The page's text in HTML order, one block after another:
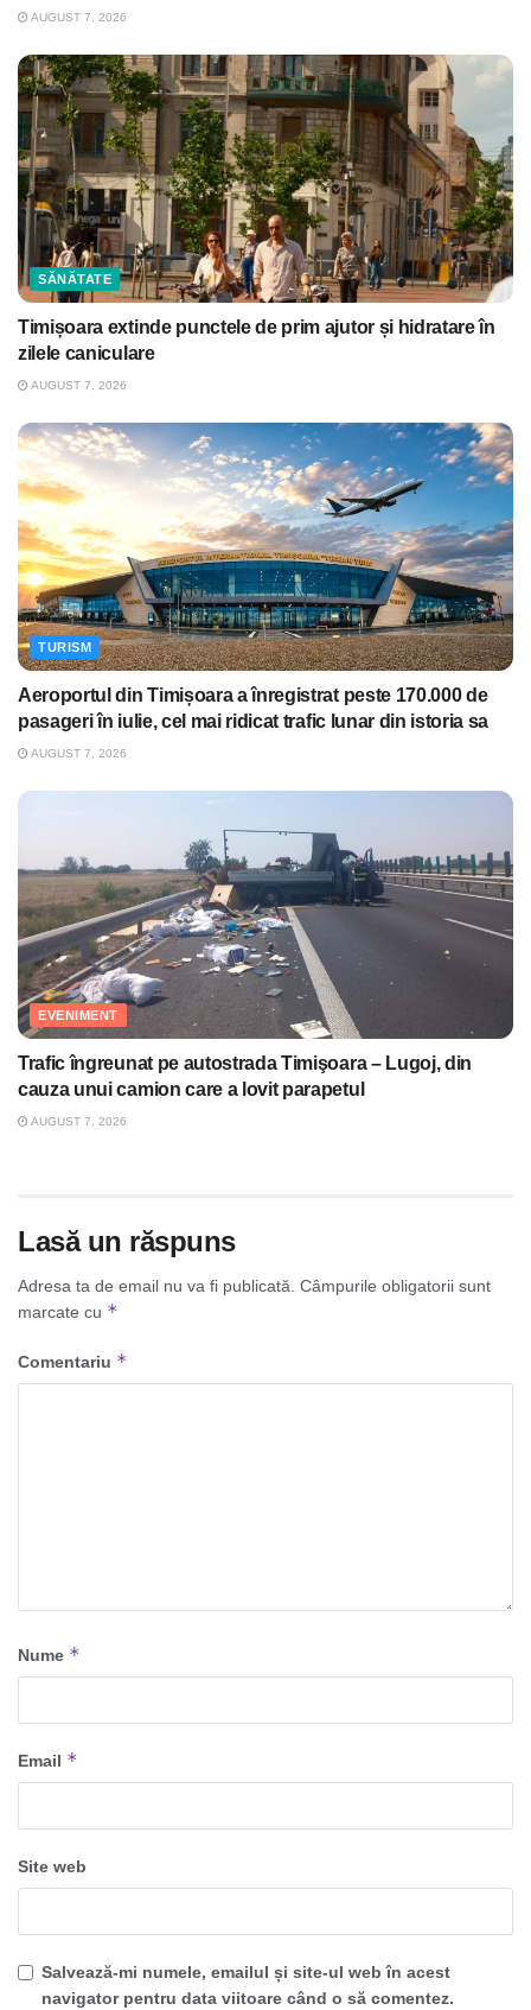
AUGUST 7, 2026
SĂNĂTATE
Timișoara extinde punctele de prim ajutor și hidratare în
zilele caniculare
AUGUST 7, 2026
TURISM
Aeroportul din Timișoara a înregistrat peste 170.000 de
pasageri în iulie, cel mai ridicat trafic lunar din istoria sa
AUGUST 7, 2026
EVENIMENT
Trafic îngreunat pe autostrada Timişoara – Lugoj, din
cauza unui camion care a lovit parapetul
AUGUST 7, 2026
Lasă un răspuns
Adresa ta de email nu va fi publicată. Câmpurile obligatorii sunt
marcate cu *
Comentariu *
Nume *
Email *
Site web
Salvează-mi numele, emailul și site-ul web în acest
navigator pentru data viitoare când o să comentez.